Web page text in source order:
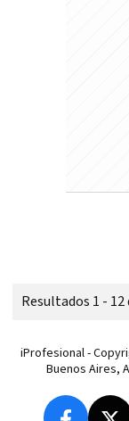
Resultados 1 - 12
iProfesional -
Buenos Aires,